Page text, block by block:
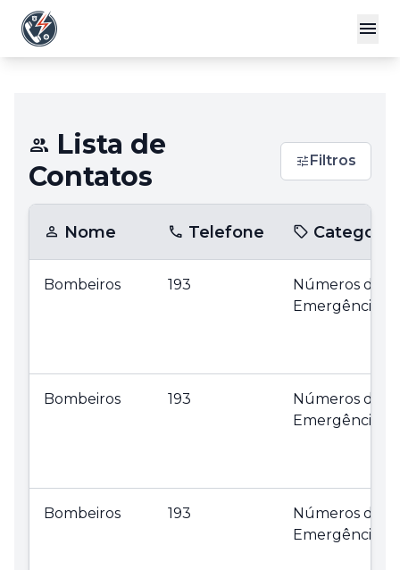
Lista de
Contatos
Filtros
Nome Telefone Categoria
Bombeiros 193
Números de
Emergência
Bombeiros 193
Números de
Emergência
Bombeiros 193
Números de
Emergência